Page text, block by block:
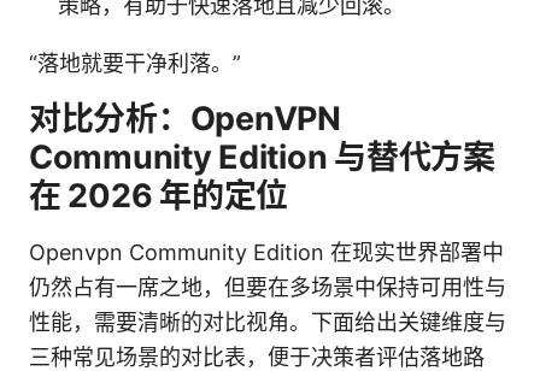
策略，有助于快速落地且减少回滚。
“落地就要干净利落。”
对比分析：OpenVPN
Community Edition 与替代方案
在 2026 年的定位
Openvpn Community Edition 在现实世界部署中
仍然占有一席之地，但要在多场景中保持可用性与
性能，需要清晰的对比视角。下面给出关键维度与
三种常见场景的对比表，便于决策者评估落地路